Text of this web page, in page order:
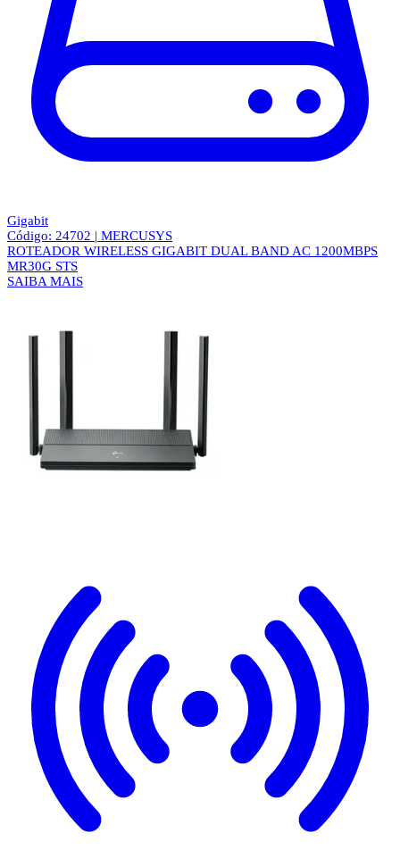
Gigabit
Código: 24702 | MERCUSYS
ROTEADOR WIRELESS GIGABIT DUAL BAND AC 1200MBPS
MR30G STS
SAIBA MAIS